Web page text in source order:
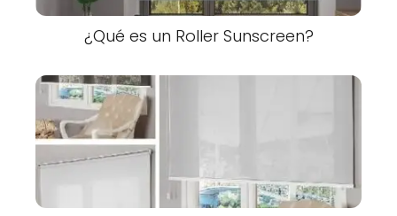
¿Qué es un Roller Sunscreen?